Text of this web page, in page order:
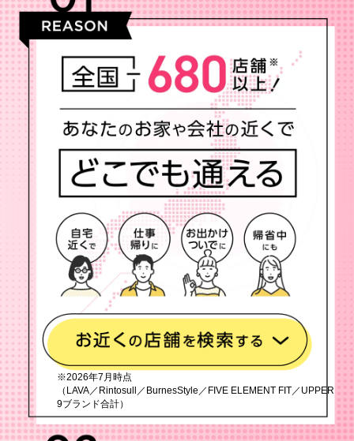
※2026年7月時点
（LAVA／Rintosull／BurnesStyle／FIVE ELEMENT FIT／UPPER
9ブランド合計）